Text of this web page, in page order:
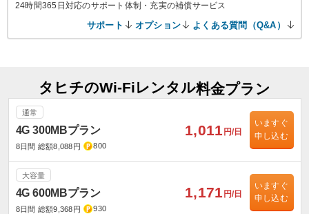
24時間365日対応のサポート体制・充実の補償サービス
サポート オプション よくある質問（Q&A）
タヒチのWi-Fiレンタル料金プラン
通常
4G 300MBプラン
8日間 総額8,088円 800
1,011 円/日
いますぐ
申し込む
大容量
4G 600MBプラン
8日間 総額9,368円 930
1,171 円/日
いますぐ
申し込む